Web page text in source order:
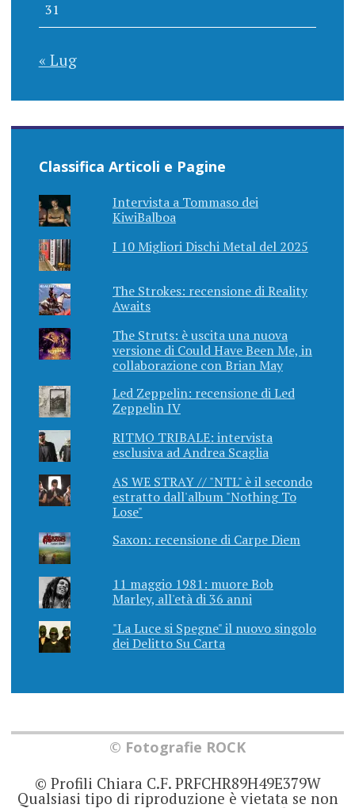
31
« Lug
Classifica Articoli e Pagine
Intervista a Tommaso dei
KiwiBalboa
I 10 Migliori Dischi Metal del 2025
The Strokes: recensione di Reality
Awaits
The Struts: è uscita una nuova
versione di Could Have Been Me, in
collaborazione con Brian May
Led Zeppelin: recensione di Led
Zeppelin IV
RITMO TRIBALE: intervista
esclusiva ad Andrea Scaglia
AS WE STRAY // "NTL" è il secondo
estratto dall'album "Nothing To
Lose"
Saxon: recensione di Carpe Diem
11 maggio 1981: muore Bob
Marley, all'età di 36 anni
"La Luce si Spegne" il nuovo singolo
dei Delitto Su Carta
© Fotografie ROCK
© Profili Chiara C.F. PRFCHR89H49E379W
Qualsiasi tipo di riproduzione è vietata se non